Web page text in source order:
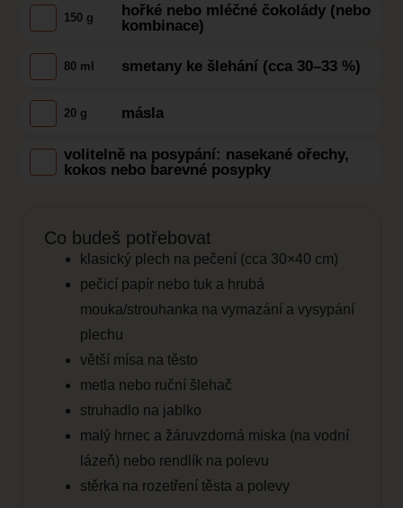
150 g
hořké nebo mléčné čokolády (nebo
kombinace)
80 ml smetany ke šlehání (cca 30–33 %)
20 g másla
volitelně na posypání: nasekané ořechy,
kokos nebo barevné posypky
Co budeš potřebovat
klasický plech na pečení (cca 30×40 cm)
pečicí papír nebo tuk a hrubá
mouka/strouhanka na vymazání a vysypání
plechu
větší mísa na těsto
metla nebo ruční šlehač
struhadlo na jablko
malý hrnec a žáruvzdorná miska (na vodní
lázeň) nebo rendlík na polevu
stěrka na rozetření těsta a polevy